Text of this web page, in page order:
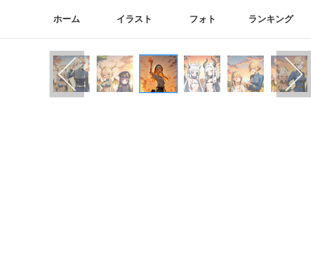
ホーム イラスト フォト ランキング